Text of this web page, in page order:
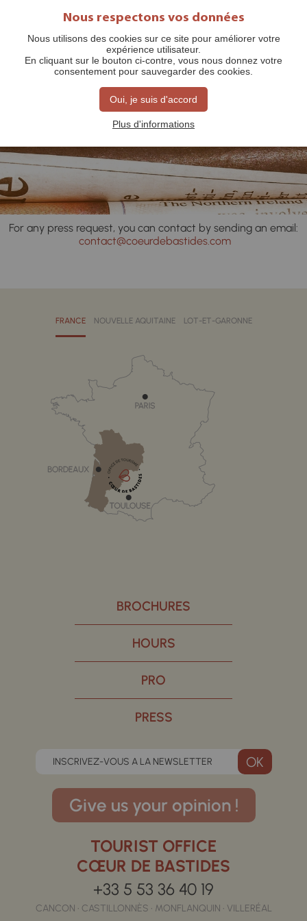
Press
For any press request, you can contact by sending an email:
contact@coeurdebastides.com
FRANCE NOUVELLE AQUITAINE LOT-ET-GARONNE
BROCHURES
HOURS
PRO
PRESS
INSCRIVEZ-VOUS A LA NEWSLETTER
Give us your opinion !
TOURIST OFFICE
CŒUR DE BASTIDES
+33 5 53 36 40 19
CANCON • CASTILLONNÈS • MONFLANQUIN • VILLERÉAL
Nous respectons vos données
Nous utilisons des cookies sur ce site pour améliorer votre
expérience utilisateur.
En cliquant sur le bouton ci-contre, vous nous donnez votre
consentement pour sauvegarder des cookies.
Oui, je suis d'accord
Plus d'informations